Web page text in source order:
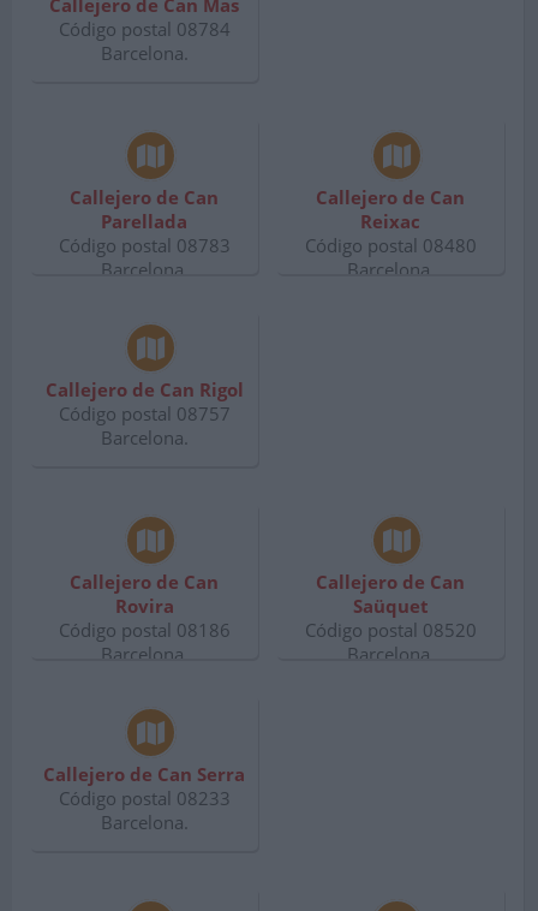
Callejero de Can Mas
Código postal 08784
Barcelona.
Callejero de Can
Parellada
Código postal 08783
Barcelona.
Callejero de Can
Reixac
Código postal 08480
Barcelona.
Callejero de Can Rigol
Código postal 08757
Barcelona.
Callejero de Can
Rovira
Código postal 08186
Barcelona.
Callejero de Can
Saüquet
Código postal 08520
Barcelona.
Callejero de Can Serra
Código postal 08233
Barcelona.